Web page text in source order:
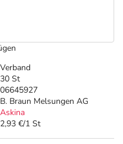
Verband
30 St
06645927
B. Braun Melsungen AG
Askina
2,93 €/1 St